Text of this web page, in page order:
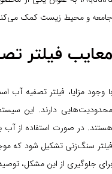
جامعه و محیط زیست کمک
معایب فیلتر
هستند. در صورت استفاده از
فیلتر سنگ‌زنی تشکیل شود که